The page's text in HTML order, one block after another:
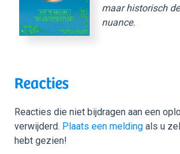
maar historisch
nuance.
Reacties
Reacties die niet bijdragen aan een
verwijderd. Plaats een melding als u
hebt gezien!